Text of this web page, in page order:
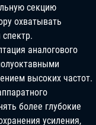
секцию
охватывать
аналогового
высоких частот.
более глубокие
усиления,